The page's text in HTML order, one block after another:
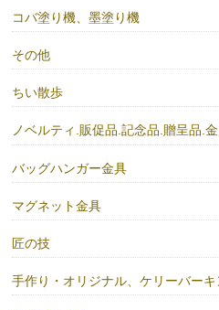
コバ塗り機、墨塗り機
その他
ちい散歩
ノベルティ.販促品.記念品.贈呈品.
バッグハンガー金具
マグネット金具
匠の技
手作り・オリジナル、ケリーバー